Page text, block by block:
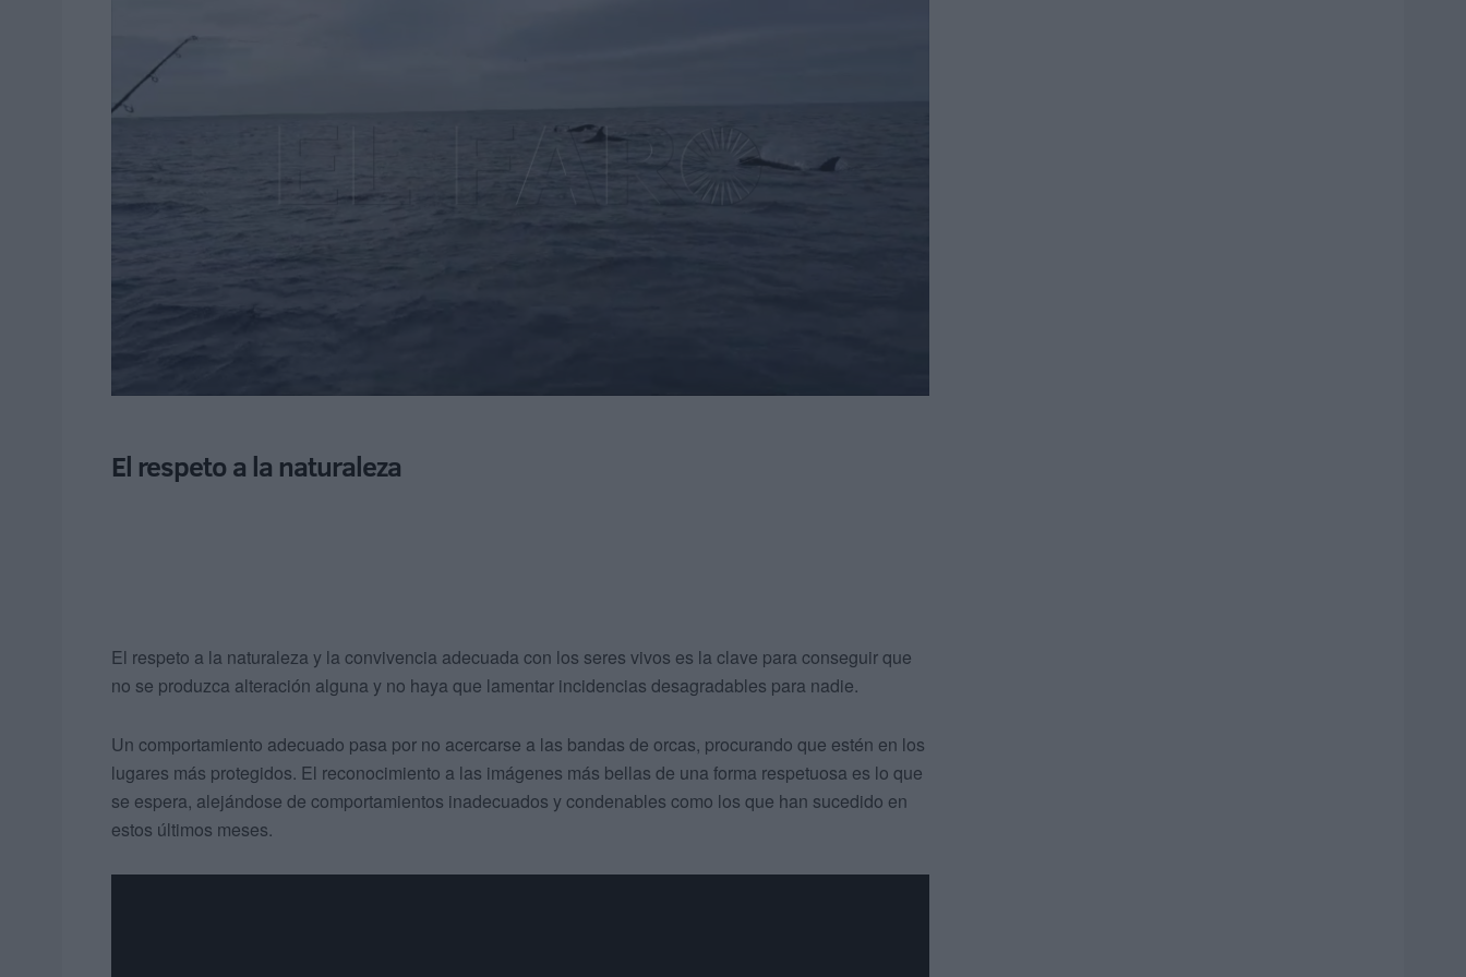
El respeto a la naturaleza
El respeto a la naturaleza y la convivencia adecuada con los seres vivos es la clave para conseguir que
no se produzca alteración alguna y no haya que lamentar incidencias desagradables para nadie.
Un comportamiento adecuado pasa por no acercarse a las bandas de orcas, procurando que estén en los
lugares más protegidos. El reconocimiento a las imágenes más bellas de una forma respetuosa es lo que
se espera, alejándose de comportamientos inadecuados y condenables como los que han sucedido en
estos últimos meses.